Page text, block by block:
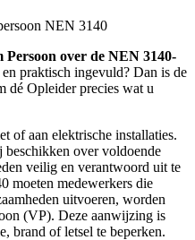
over de NEN 3140-
praktisch ingevuld? Dan is de
dé Opleider precies wat u
of aan elektrische installaties.
beschikken over voldoende
veilig en verantwoord uit te
moeten medewerkers die
uitvoeren, worden
(VP). Deze aanwijzing is
brand of letsel te beperken.